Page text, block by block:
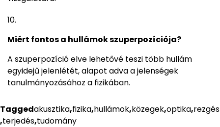
Miért fontos a hullámok szuperpozíciója?
A szuperpozíció elve lehetővé teszi több hullám
egyidejű jelenlétét, alapot adva a jelenségek
tanulmányozásához a fizikában.
Taggedakusztika,fizika,hullámok,közegek,optika,rezgés
,terjedés,tudomány